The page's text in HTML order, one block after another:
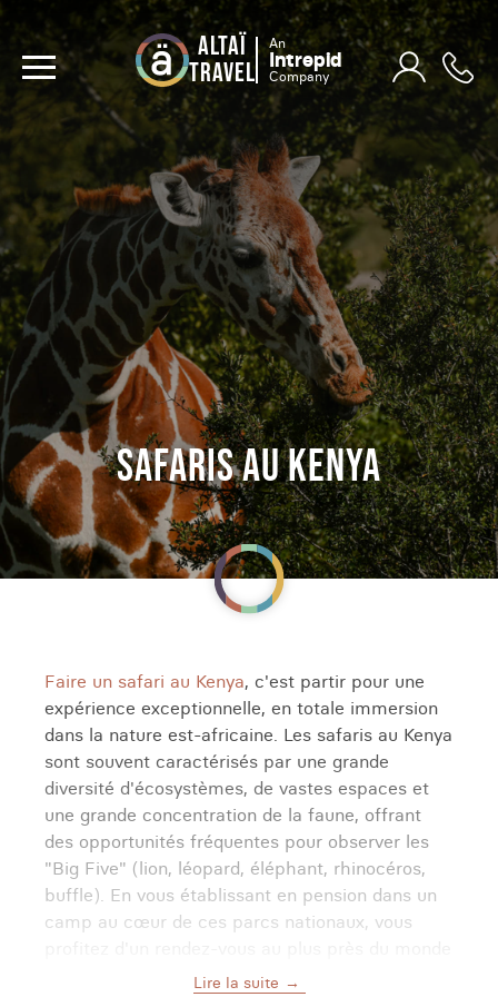
ALTAÏ
TRAVEL
An
Intrepid
Company
SAFARIS AU KENYA
Faire un safari au Kenya, c'est partir pour une
expérience exceptionnelle, en totale immersion
dans la nature est-africaine. Les safaris au Kenya
sont souvent caractérisés par une grande
diversité d'écosystèmes, de vastes espaces et
une grande concentration de la faune, offrant
des opportunités fréquentes pour observer les
"Big Five" (lion, léopard, éléphant, rhinocéros,
buffle). En vous établissant en pension dans un
camp au cœur de ces parcs nationaux, vous
Lire la suite